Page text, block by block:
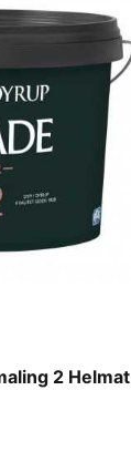
2 Helmat